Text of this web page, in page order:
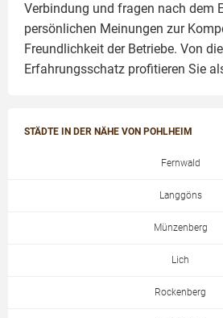
Verbindung und fragen nach dem
persönlichen Meinungen zur
Freundlichkeit der Betriebe. Von
Erfahrungsschatz profitieren Sie
STÄDTE IN DER NÄHE VON POHLHEIM
Fernwald
Langgöns
Münzenberg
Lich
Rockenberg